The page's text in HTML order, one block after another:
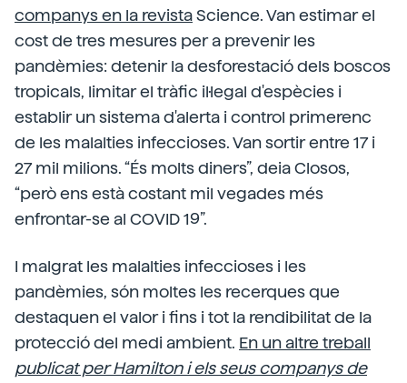
companys en la revistaScience. Van estimar el
cost de tres mesures per a prevenir les
pandèmies: detenir la desforestació dels boscos
tropicals, limitar el tràfic il·legal d'espècies i
establir un sistema d'alerta i control primerenc
de les malalties infeccioses. Van sortir entre 17 i
27 mil milions. “És molts diners”, deia Closos,
“però ens està costant mil vegades més
enfrontar-se al COVID 19”.
I malgrat les malalties infeccioses i les
pandèmies, són moltes les recerques que
destaquen el valor i fins i tot la rendibilitat de la
protecció del medi ambient. En un altre treball
publicat per Hamilton i els seus companys de